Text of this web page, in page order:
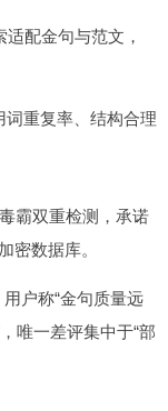
配金句与范文，
重复率、结构合理
霸双重检测，承诺
密数据库。
户称“金句质量远
唯一差评集中于“部